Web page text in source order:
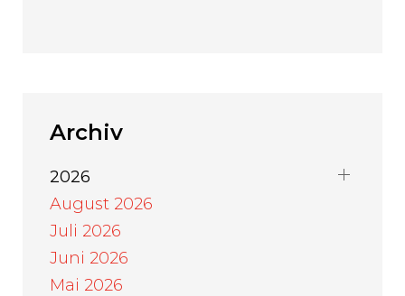
Archiv
2026
August 2026
Juli 2026
Juni 2026
Mai 2026